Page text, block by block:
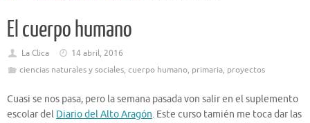
El cuerpo humano
La Clica
14 abril, 2016
ciencias naturales y sociales, cuerpo humano, primaria, proyectos
Cuasi se nos pasa, pero la semana pasada von salir en el suplemento
escolar del Diario del Alto Aragón. Este curso tamién me toca dar las